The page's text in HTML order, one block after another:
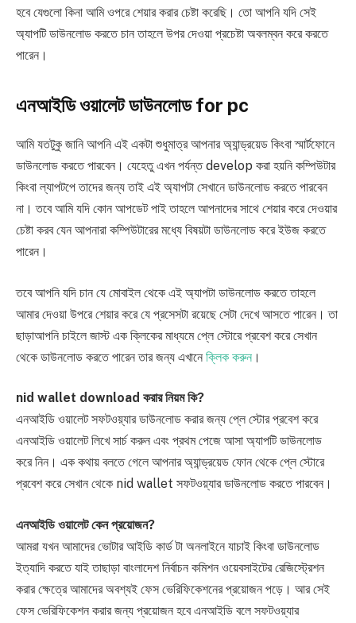
হবে যেগুলো কিনা আমি ওপরে শেয়ার করার চেষ্টা করেছি। তো আপনি যদি সেই
অ্যাপটি ডাউনলোড করতে চান তাহলে উপর দেওয়া প্রচেষ্টা অবলম্বন করে করতে
পারেন।
এনআইডি ওয়ালেট ডাউনলোডfor pc
আমি যতটুকু জানি আপনি এই একটা শুধুমাত্র আপনার অ্যান্ড্রয়েড কিংবা স্মার্টফোনে
ডাউনলোড করতে পারবেন। যেহেতু এখন পর্যন্ত develop করা হয়নি কম্পিউটার
কিংবা ল্যাপটপে তাদের জন্য তাই এই অ্যাপটা সেখানে ডাউনলোড করতে পারবেন
না। তবে আমি যদি কোন আপডেট পাই তাহলে আপনাদের সাথে শেয়ার করে দেওয়ার
চেষ্টা করব যেন আপনারা কম্পিউটারের মধ্যে বিষয়টা ডাউনলোড করে ইউজ করতে
পারেন।
তবে আপনি যদি চান যে মোবাইল থেকে এই অ্যাপটা ডাউনলোড করতে তাহলে
আমার দেওয়া উপরে শেয়ার করে যে প্রসেসটা রয়েছে সেটা দেখে আসতে পারেন। তা
ছাড়াআপনি চাইলে জাস্ট এক ক্লিকের মাধ্যমে প্লে স্টোরে প্রবেশ করে সেখান
থেকে ডাউনলোড করতে পারেন তার জন্য এখানে ক্লিক করুন ।
nid wallet download করার নিয়ম কি?
এনআইডি ওয়ালেট সফটওয়্যার ডাউনলোড করার জন্য প্লে স্টোর প্রবেশ করে
এনআইডি ওয়ালেট লিখে সার্চ করুন এবং প্রথম পেজে আসা অ্যাপটি ডাউনলোড
করে নিন। এক কথায় বলতে গেলে আপনার অ্যান্ড্রয়েড ফোন থেকে প্লে স্টোরে
প্রবেশ করে সেখান থেকে nid wallet সফটওয়্যার ডাউনলোড করতে পারবেন।
এনআইডি ওয়ালেট কেন প্রয়োজন?
আমরা যখন আমাদের ভোটার আইডি কার্ড টা অনলাইনে যাচাই কিংবা ডাউনলোড
ইত্যাদি করতে যাই তাছাড়া বাংলাদেশ নির্বাচন কমিশন ওয়েবসাইটের রেজিস্ট্রেশন
করার ক্ষেত্রে আমাদের অবশ্যই ফেস ভেরিফিকেশনের প্রয়োজন পড়ে। আর সেই
ফেস ভেরিফিকেশন করার জন্য প্রয়োজন হবে এনআইডি বলে সফটওয়্যার